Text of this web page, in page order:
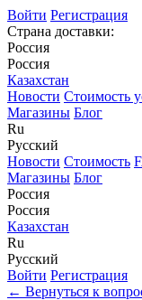
Войти Регистрация
Страна доставки:
Россия
Россия
Казахстан
Новости Стоимость
Магазины Блог
Ru
Русский
Новости Стоимость
Магазины Блог
Россия
Россия
Казахстан
Ru
Русский
Войти Регистрация
← Вернуться к